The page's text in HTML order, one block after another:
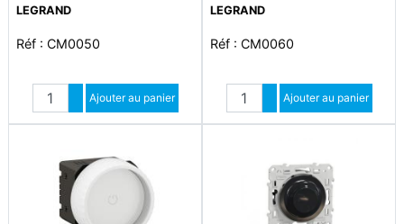
LEGRAND
Réf : CM0050
Quantité
Augmenter quantité
Diminuer quantité
Ajouter au panier
LEGRAND
Réf : CM0060
Quantité
Augmenter quantité
Diminuer quantité
Ajouter au panier